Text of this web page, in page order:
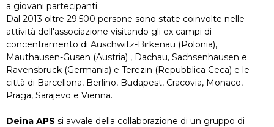
a giovani partecipanti.
Dal 2013 oltre 29.500 persone sono state coinvolte nelle
attività dell'associazione visitando gli ex campi di
concentramento di Auschwitz-Birkenau (Polonia),
Mauthausen-Gusen (Austria) , Dachau, Sachsenhausen e
Ravensbruck (Germania) e Terezin (Repubblica Ceca) e le
città di Barcellona, Berlino, Budapest, Cracovia, Monaco,
Praga, Sarajevo e Vienna.
Deina APS si avvale della collaborazione di un gruppo di